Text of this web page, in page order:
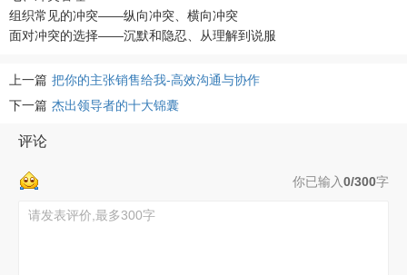
组织常见的冲突——纵向冲突、横向冲突
面对冲突的选择——沉默和隐忍、从理解到说服
上一篇 把你的主张销售给我-高效沟通与协作
下一篇 杰出领导者的十大锦囊
评论
你已输入0/300字